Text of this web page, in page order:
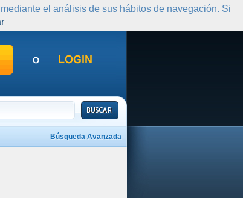
Búsqueda Avanzada
el análisis de sus hábitos de navegación. Si